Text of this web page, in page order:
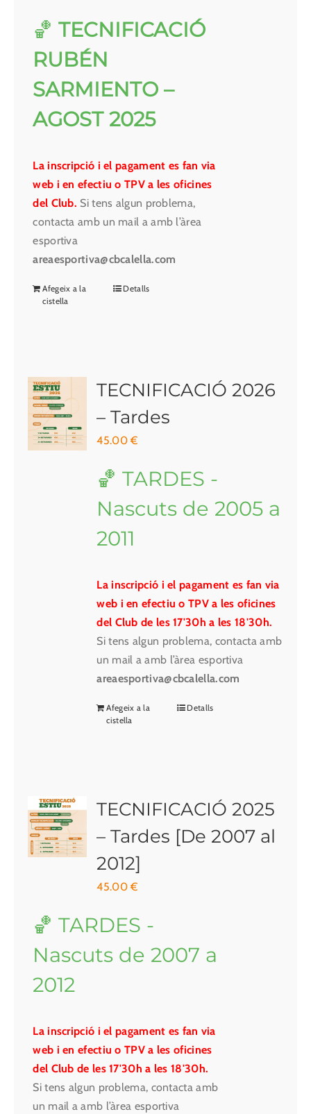
🏀TECNIFICACIÓ
RUBÉN
SARMIENTO –
AGOST 2025
La inscripció i el pagament es fan via
web i en efectiu o TPV a les oficines
del Club. Si tens algun problema,
contacta amb un mail a amb l’àrea
esportiva
areaesportiva@cbcalella.com
Afegeix a la
cistella
Detalls
TECNIFICACIÓ 2026
– Tardes
45.00€
🏀 TARDES -
Nascuts de 2005 a
2011
La inscripció i el pagament es fan via
web i en efectiu o TPV a les oficines
del Club de les 17'30h a les 18'30h.
Si tens algun problema, contacta amb
un mail a amb l’àrea esportiva
areaesportiva@cbcalella.com
Afegeix a la
cistella
Detalls
TECNIFICACIÓ 2025
– Tardes [De 2007 al
2012]
45.00€
🏀 TARDES -
Nascuts de 2007 a
2012
La inscripció i el pagament es fan via
web i en efectiu o TPV a les oficines
del Club de les 17'30h a les 18'30h.
Si tens algun problema, contacta amb
un mail a amb l’àrea esportiva